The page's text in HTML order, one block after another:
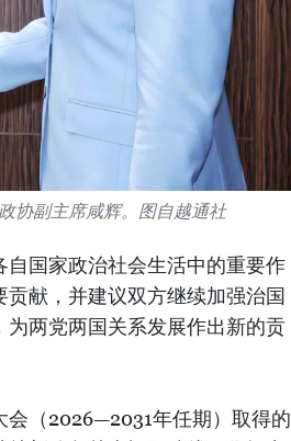
协副主席咸辉。图自越通社
国家政治社会生活中的重要作
献，并建议双方继续加强治国
两党两国关系发展作出新的贡
会（2026—2031年任期）取得的